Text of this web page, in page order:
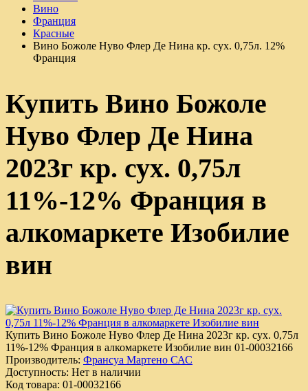
Вино
Франция
Красные
Вино Божоле Нуво Флер Де Нина кр. сух. 0,75л. 12%
Франция
Купить Вино Божоле
Нуво Флер Де Нина
2023г кр. сух. 0,75л
11%-12% Франция в
алкомаркете Изобилие
вин
Купить Вино Божоле Нуво Флер Де Нина 2023г кр. сух. 0,75л
11%-12% Франция в алкомаркете Изобилие вин 01-00032166
Производитель: Франсуа Мартено САС
Доступность: Нет в наличии
Код товара: 01-00032166